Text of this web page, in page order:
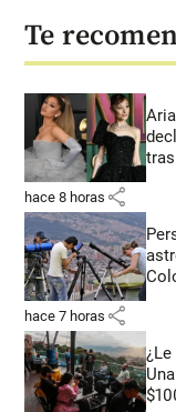
Te
hace 8 horas share
hace 7 horas share